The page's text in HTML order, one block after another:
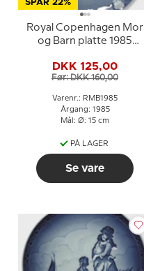
SPAR 22%
Royal Copenhagen Mor
og Barn platte 1985
DKK 125,00
Før: DKK 160,00
Varenr.: RMB1985
Årgang: 1985
Mål: Ø: 15 cm
PÅ LAGER
Se vare